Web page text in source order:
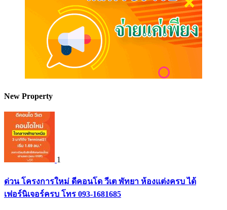
New Property
1
ด่วน โครงการใหม่ ดีคอนโด วีเต พัทยา ห้องแต่งครบ ได้
เฟอร์นิเจอร์ครบ โทร 093-1681685